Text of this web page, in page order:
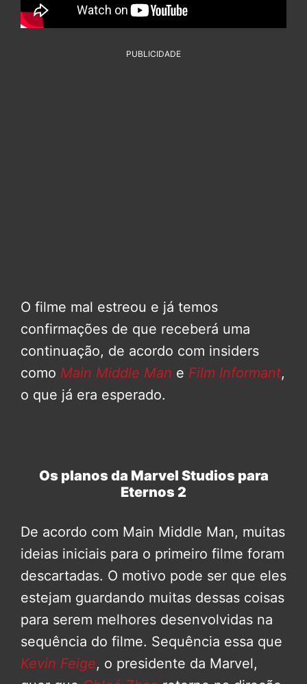
PUBLICIDADE
O filme mal estreou e já temos
confirmações de que receberá uma
continuação, de acordo com insiders
como Main Middle Man e Film Informant,
o que já era esperado.
Os planos da Marvel Studios para
Eternos 2
De acordo com Main Middle Man, muitas
ideias iniciais para o primeiro filme foram
descartadas. O motivo pode ser que eles
estejam guardando muitas dessas coisas
para serem melhores desenvolvidas na
sequência do filme. Sequência essa que
Kevin Feige, o presidente da Marvel,